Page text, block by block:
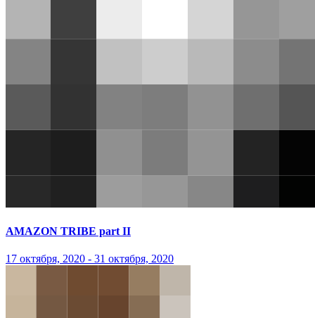
AMAZON TRIBE part II
17 октября, 2020 - 31 октября, 2020